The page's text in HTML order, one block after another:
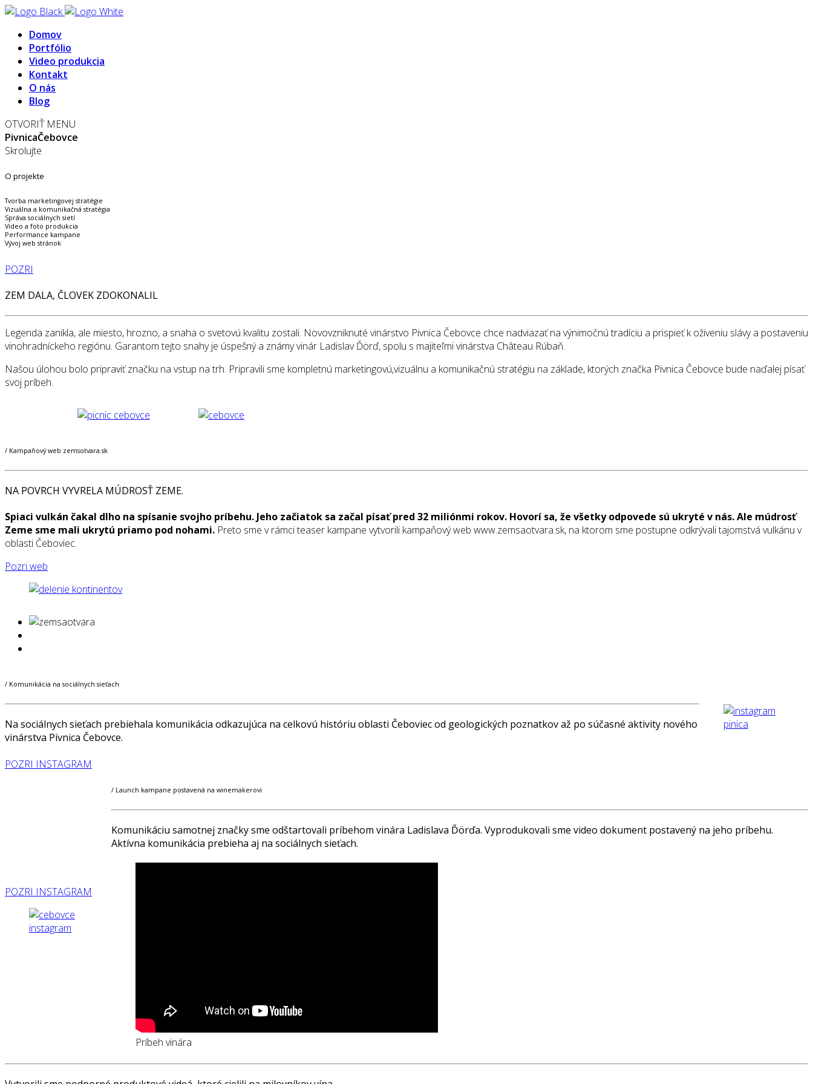
Domov
Portfólio
Video produkcia
Kontakt
O nás
Blog
OTVORIŤ MENU
PivnicaČebovce
Skrolujte
O projekte
Tvorba marketingovej stratégie
Vizuálna a komunikačná stratégia
Správa sociálnych sietí
Video a foto produkcia
Performance kampane
Vývoj web stránok
POZRI
ZEM DALA, ČLOVEK ZDOKONALIL
Legenda zanikla, ale miesto, hrozno, a snaha o svetovú kvalitu zostali. Novovzniknuté vinárstvo Pivnica Čebovce chce nadviazať na výnimočnú tradíciu a prispieť k oživeniu slávy a postaveniu
vinohradníckeho regiónu. Garantom tejto snahy je úspešný a známy vinár Ladislav Ďörď, spolu s majiteľmi vinárstva Château Rúbaň.
Našou úlohou bolo pripraviť značku na vstup na trh. Pripravili sme kompletnú marketingovú,vizuálnu a komunikačnú stratégiu na základe, ktorých značka Pivnica Čebovce bude naďalej písať
svoj príbeh.
/ Kampaňový web zemsotvara.sk
NA POVRCH VYVRELA MÚDROSŤ ZEME.
Spiaci vulkán čakal dlho na spísanie svojho príbehu. Jeho začiatok sa začal písať pred 32 miliónmi rokov. Hovorí sa, že všetky odpovede sú ukryté v nás. Ale múdrosť
Zeme sme mali ukrytú priamo pod nohami. Preto sme v rámci teaser kampane vytvorili kampaňový web www.zemsaotvara.sk, na ktorom sme postupne odkrývali tajomstvá vulkánu v
oblasti Čeboviec.
Pozri web
/ Komunikácia na sociálnych sieťach
Na sociálnych sieťach prebiehala komunikácia odkazujúca na celkovú históriu oblasti Čeboviec od geologických poznatkov až po súčasné aktivity nového
vinárstva Pivnica Čebovce.
POZRI INSTAGRAM
POZRI INSTAGRAM
/ Launch kampane postavená na winemakerovi
Komunikáciu samotnej značky sme odštartovali príbehom vinára Ladislava Ďörďa. Vyprodukovali sme video dokument postavený na jeho príbehu.
Aktívna komunikácia prebieha aj na sociálnych sieťach.
Príbeh vinára